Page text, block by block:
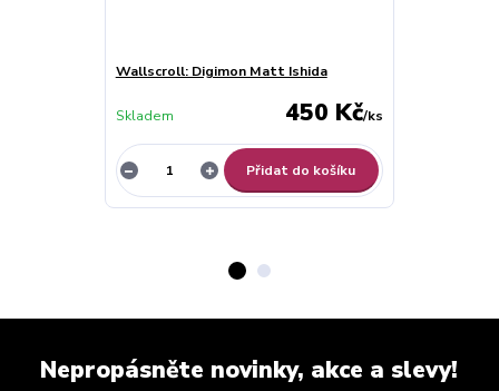
Wallscroll: Digimon Matt Ishida
450 Kč/ks
Skladem
Přidat do košíku
Nepropásněte novinky, akce a slevy!